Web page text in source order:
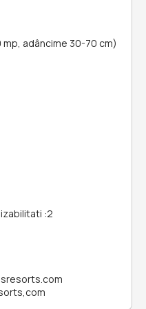
adâncime 30-70 cm)
:2